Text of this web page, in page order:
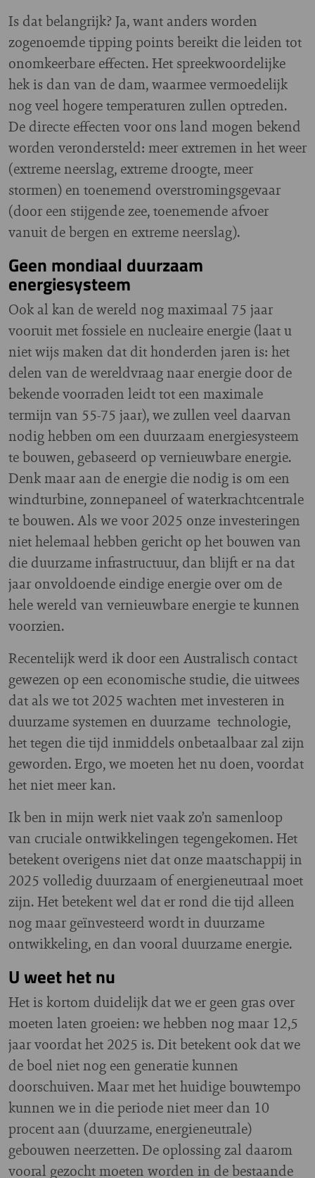
Is dat belangrijk? Ja, want anders worden
zogenoemde tipping points bereikt die leiden tot
onomkeerbare effecten. Het spreekwoordelijke
hek is dan van de dam, waarmee vermoedelijk
nog veel hogere temperaturen zullen optreden.
De directe effecten voor ons land mogen bekend
worden verondersteld: meer extremen in het weer
(extreme neerslag, extreme droogte, meer
stormen) en toenemend overstromingsgevaar
(door een stijgende zee, toenemende afvoer
vanuit de bergen en extreme neerslag).
Geen mondiaal duurzaam
energiesysteem
Ook al kan de wereld nog maximaal 75 jaar
vooruit met fossiele en nucleaire energie (laat u
niet wijs maken dat dit honderden jaren is: het
delen van de wereldvraag naar energie door de
bekende voorraden leidt tot een maximale
termijn van 55-75 jaar), we zullen veel daarvan
nodig hebben om een duurzaam energiesysteem
te bouwen, gebaseerd op vernieuwbare energie.
Denk maar aan de energie die nodig is om een
windturbine, zonnepaneel of waterkrachtcentrale
te bouwen. Als we voor 2025 onze investeringen
niet helemaal hebben gericht op het bouwen van
die duurzame infrastructuur, dan blijft er na dat
jaar onvoldoende eindige energie over om de
hele wereld van vernieuwbare energie te kunnen
voorzien.
Recentelijk werd ik door een Australisch contact
gewezen op een economische studie, die uitwees
dat als we tot 2025 wachten met investeren in
duurzame systemen en duurzame technologie,
het tegen die tijd inmiddels onbetaalbaar zal zijn
geworden. Ergo, we moeten het nu doen, voordat
het niet meer kan.
Ik ben in mijn werk niet vaak zo’n samenloop
van cruciale ontwikkelingen tegengekomen. Het
betekent overigens niet dat onze maatschappij in
2025 volledig duurzaam of energieneutraal moet
zijn. Het betekent wel dat er rond die tijd alleen
nog maar geïnvesteerd wordt in duurzame
ontwikkeling, en dan vooral duurzame energie.
U weet het nu
Het is kortom duidelijk dat we er geen gras over
moeten laten groeien: we hebben nog maar 12,5
jaar voordat het 2025 is. Dit betekent ook dat we
de boel niet nog een generatie kunnen
doorschuiven. Maar met het huidige bouwtempo
kunnen we in die periode niet meer dan 10
procent aan (duurzame, energieneutrale)
gebouwen neerzetten. De oplossing zal daarom
vooral gezocht moeten worden in de bestaande